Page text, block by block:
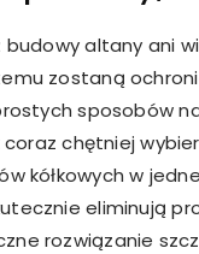
altany ani
zostaną
sposobów
chętniej
kółkowych w
eliminują
rozwiązanie